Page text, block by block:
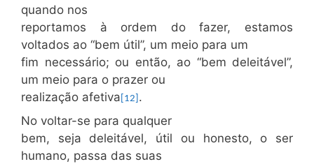
quando nos
reportamos à ordem do fazer, estamos
voltados ao “bem útil”, um meio para um
fim necessário; ou então, ao “bem deleitável”,
um meio para o prazer ou
realização afetiva [12] .
No voltar-se para qualquer
bem, seja deleitável, útil ou honesto, o ser
humano, passa das suas